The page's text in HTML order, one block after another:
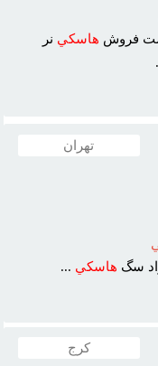
ست فروش هاسکي نر
تهران
سگ هاسکي ...
کرج